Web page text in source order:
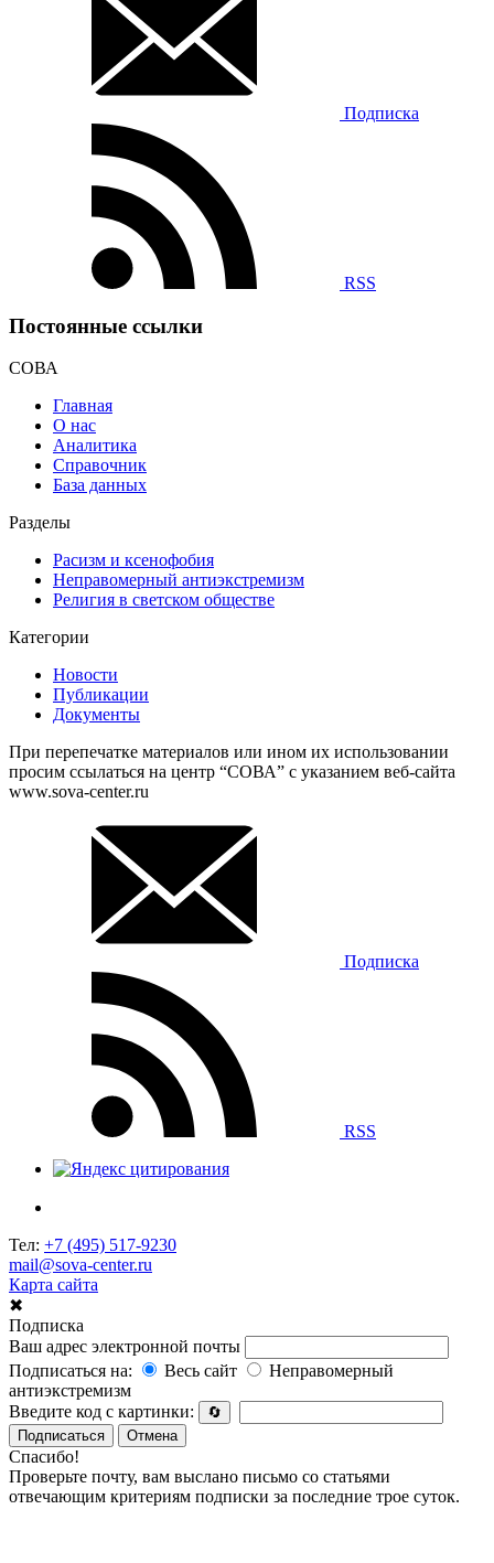
Подписка
RSS
Постоянные ссылки
СОВА
Главная
О нас
Аналитика
Справочник
База данных
Разделы
Расизм и ксенофобия
Неправомерный антиэкстремизм
Религия в светском обществе
Категории
Новости
Публикации
Документы
При перепечатке материалов или ином их использовании
просим ссылаться на центр “СОВА” с указанием веб-сайта
www.sova-center.ru
Подписка
RSS
Тел: +7 (495) 517-9230
mail@sova-center.ru
Карта сайта
✖
Подписка
Ваш адрес электронной почты
Подписаться на:
Весь сайт
Неправомерный
антиэкстремизм
Введите код с картинки:
🔄
Подписаться
Отмена
Спасибо!
Проверьте почту, вам выслано письмо со статьями
отвечающим критериям подписки за последние трое суток.